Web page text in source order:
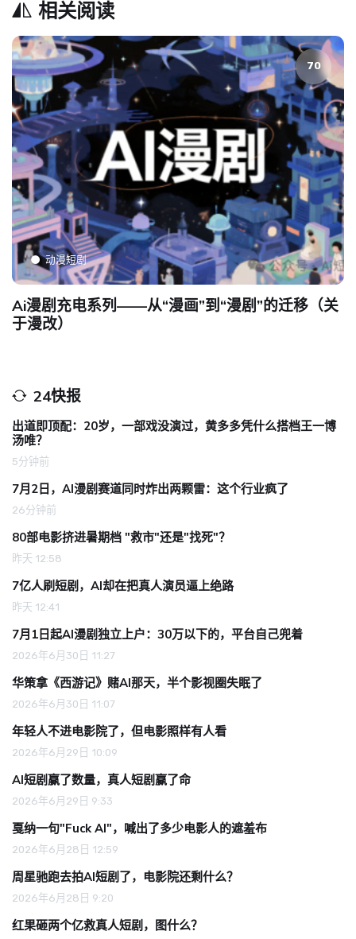
相关阅读
70
动漫短剧
AIGC引爆微短剧革命！12大平台联手入局，一场
内容生产的工业革命正在悄然发生
24快报
出道即顶配：20岁，一部戏没演过，黄多多凭什么搭档王一博
汤唯？
5分钟前
7月2日，AI漫剧赛道同时炸出两颗雷：这个行业疯了
26分钟前
80部电影挤进暑期档 "救市"还是"找死"？
昨天 12:58
7亿人刷短剧，AI却在把真人演员逼上绝路
昨天 12:41
7月1日起AI漫剧独立上户：30万以下的，平台自己兜着
2026年6月30日 11:27
华策拿《西游记》赌AI那天，半个影视圈失眠了
2026年6月30日 11:07
年轻人不进电影院了，但电影照样有人看
2026年6月29日 10:09
AI短剧赢了数量，真人短剧赢了命
2026年6月29日 9:33
戛纳一句"Fuck AI"，喊出了多少电影人的遮羞布
2026年6月28日 12:59
周星驰跑去拍AI短剧了，电影院还剩什么？
2026年6月28日 9:20
红果砸两个亿救真人短剧，图什么？